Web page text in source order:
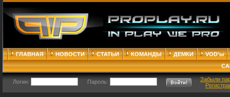
ГЛАВНАЯ НОВОСТИ СТАТЬИ КОМАНДЫ ДЕМКИ
VOD'ы
Логин: Пароль:
Забыли